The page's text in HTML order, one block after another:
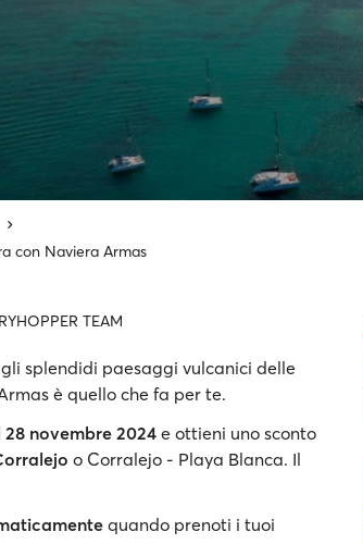
con Naviera Armas
TEAM
splendidi paesaggi vulcanici delle
è quello che fa per te.
28 novembre 2024 e ottieni uno sconto
o Corralejo - Playa Blanca. Il
quando prenoti i tuoi